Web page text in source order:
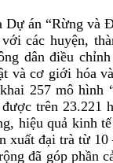
án “Rừng và
các huyện,
dân điều
và cơ giới hóa
257 mô hình
trên 23.221
hiệu quả kinh
xuất đại trà từ 10
đã góp phần